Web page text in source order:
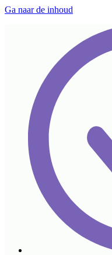
Ga naar de inhoud